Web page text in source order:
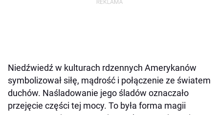
Niedźwiedź w kulturach rdzennych Amerykanów
symbolizował siłę, mądrość i połączenie ze światem
duchów. Naśladowanie jego śladów oznaczało
przejęcie części tej mocy. To była forma magii